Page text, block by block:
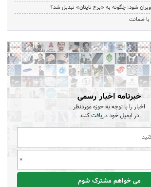
شود؛ چگونه به «برج تایتان» تبدیل شد؟
با ضمانت
خبرنامه اخبار رسمی
اخبار را با توجه به حوزه موردنظر
در ایمیل خود دریافت کنید
می خواهم مشترک شوم